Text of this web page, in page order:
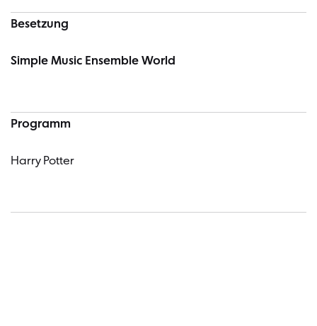
Besetzung
Simple Music Ensemble World
Programm
Harry Potter